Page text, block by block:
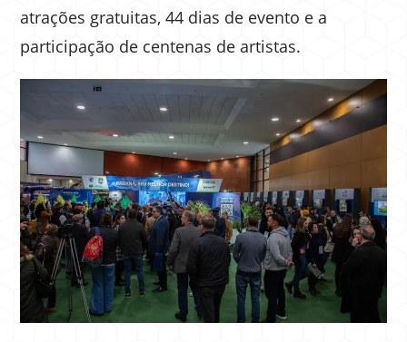
atrações gratuitas, 44 dias de evento e a
participação de centenas de artistas.